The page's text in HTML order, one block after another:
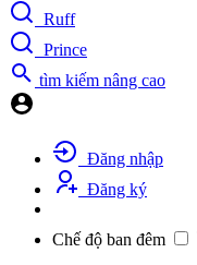
Ruff
Prince
tìm kiếm nâng cao
Đăng nhập
Đăng ký
Chế độ ban đêm